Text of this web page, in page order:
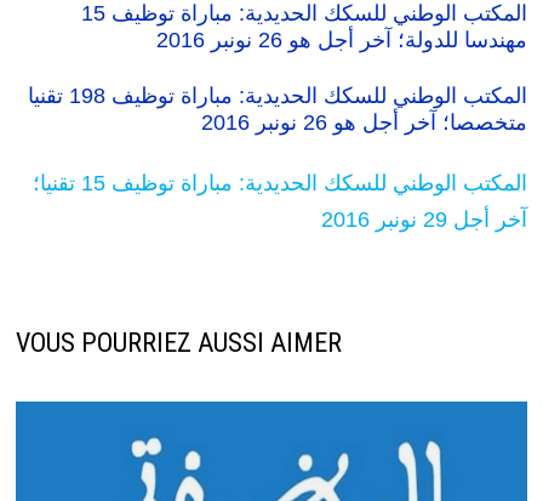
المكتب الوطني للسكك الحديدية: مباراة توظيف 15
مهندسا للدولة؛ آخر أجل هو 26 نونبر 2016
المكتب الوطني للسكك الحديدية: مباراة توظيف 198 تقنيا
متخصصا؛ آخر أجل هو 26 نونبر 2016
المكتب الوطني للسكك الحديدية: مباراة توظيف 15 تقنيا؛
آخر أجل 29 نونبر 2016
VOUS POURRIEZ AUSSI AIMER